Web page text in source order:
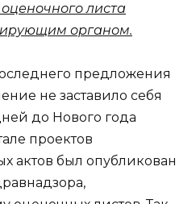
листа
органом.
предложения
не заставило себя
до Нового года
проектов
актов был опубликован